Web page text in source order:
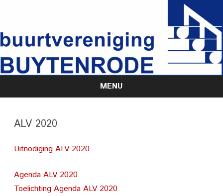
MENU
Skip
ALV 2020
Uitnodiging ALV 2020
Agenda ALV 2020
Toelichting Agenda ALV 2020